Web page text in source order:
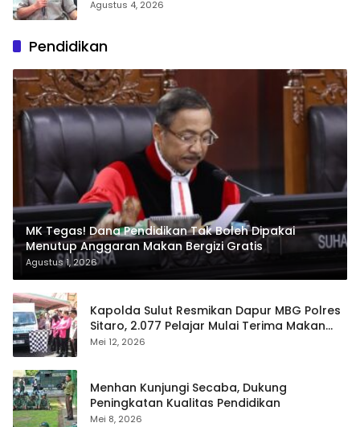
Polarisasi
Agustus 4, 2026
Pendidikan
MK Tegas! Dana Pendidikan Tak Boleh Dipakai
Menutup Anggaran Makan Bergizi Gratis
Agustus 1, 2026
Kapolda Sulut Resmikan Dapur MBG Polres
Sitaro, 2.077 Pelajar Mulai Terima Makan
Gratis
Mei 12, 2026
Menhan Kunjungi Secaba, Dukung
Peningkatan Kualitas Pendidikan
Mei 8, 2026